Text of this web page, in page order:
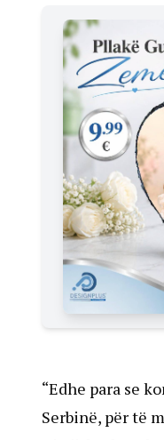
“Edhe para se
Serbinë, për të